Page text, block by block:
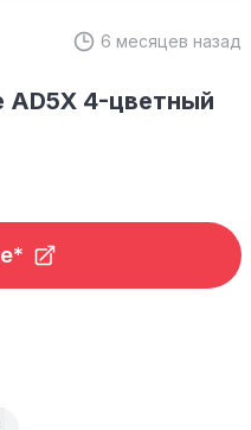
6 месяцев назад
AD5X 4-цветный